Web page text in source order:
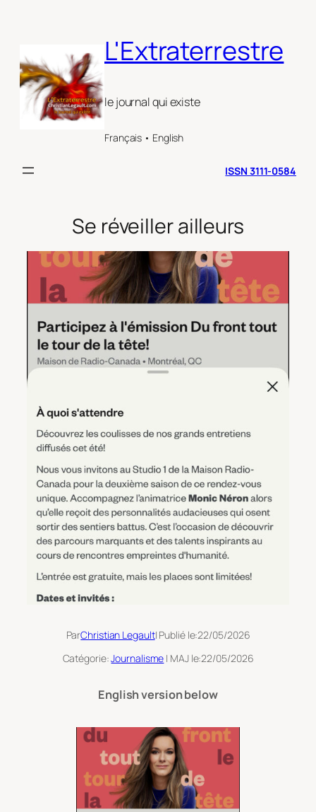
L'Extraterrestre
le journal qui existe
Français • English
ISSN 3111-0584
Se réveiller ailleurs
ParChristian Legault| Publié le:22/05/2026
Catégorie:Journalisme | MAJ le:22/05/2026
English version below